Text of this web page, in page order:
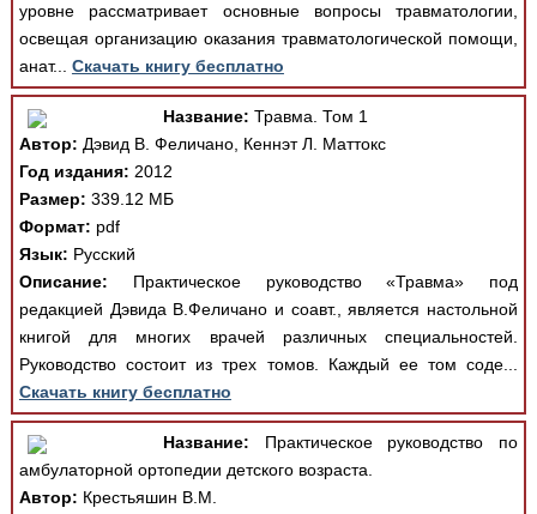
уровне рассматривает основные вопросы травматологии,
освещая организацию оказания травматологической помощи,
анат... Скачать книгу бесплатно
Название: Травма. Том 1
Автор: Дэвид В. Феличано, Кеннэт Л. Маттокс
Год издания: 2012
Размер: 339.12 МБ
Формат: pdf
Язык: Русский
Описание: Практическое руководство «Травма» под
редакцией Дэвида В.Феличано и соавт., является настольной
книгой для многих врачей различных специальностей.
Руководство состоит из трех томов. Каждый ее том соде...
Скачать книгу бесплатно
Название: Практическое руководство по
амбулаторной ортопедии детского возраста.
Автор: Крестьяшин В.М.